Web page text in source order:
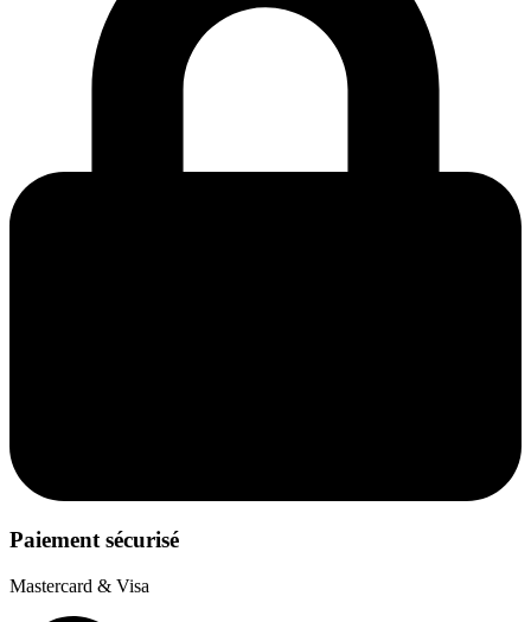
Paiement sécurisé
Mastercard & Visa